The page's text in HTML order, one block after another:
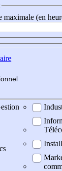
maximale (en